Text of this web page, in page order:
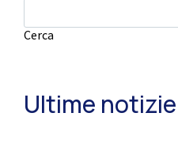
Cerca
Ultime notizie